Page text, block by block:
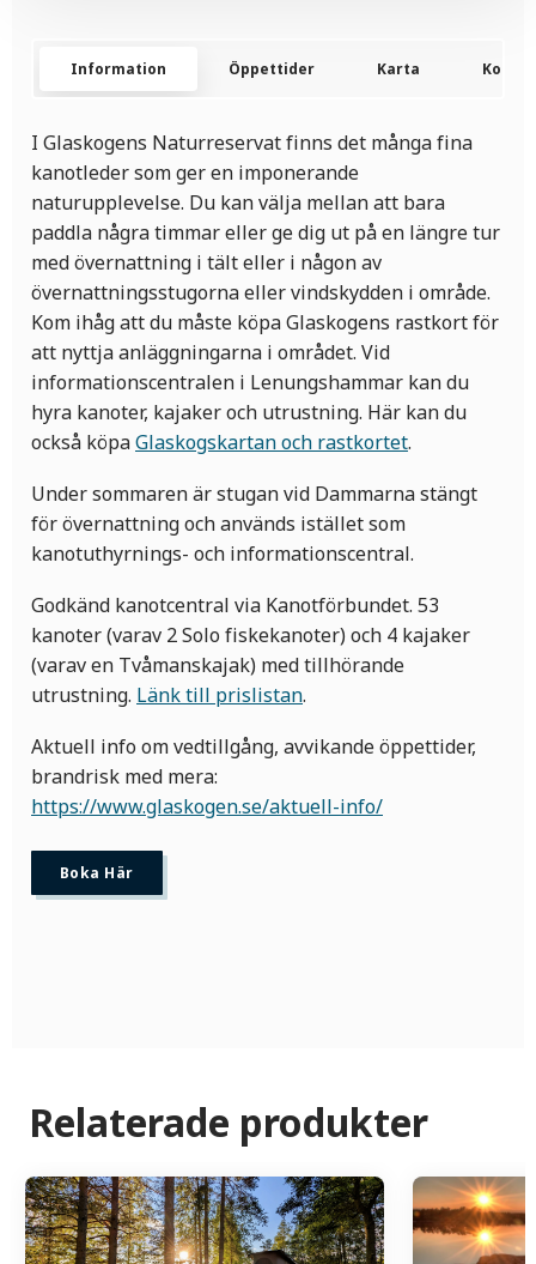
Information Öppettider Karta
I Glaskogens Naturreservat finns det många fina
kanotleder som ger en imponerande
naturupplevelse. Du kan välja mellan att bara
paddla några timmar eller ge dig ut på en längre tur
med övernattning i tält eller i någon av
övernattningsstugorna eller vindskydden i område.
Kom ihåg att du måste köpa Glaskogens rastkort för
att nyttja anläggningarna i området. Vid
informationscentralen i Lenungshammar kan du
hyra kanoter, kajaker och utrustning. Här kan du
också köpaGlaskogskartan och rastkortet.
Under sommaren är stugan vid Dammarna stängt
för övernattning och används istället som
kanotuthyrnings- och informationscentral.
Godkänd kanotcentral via Kanotförbundet. 53
kanoter (varav 2 Solo fiskekanoter) och 4 kajaker
(varav en Tvåmanskajak) med tillhörande
utrustning. Länk till prislistan.
Aktuell info om vedtillgång, avvikande öppettider,
brandrisk med mera:
https://www.glaskogen.se/aktuell-info/
Boka Här
Relaterade produkter